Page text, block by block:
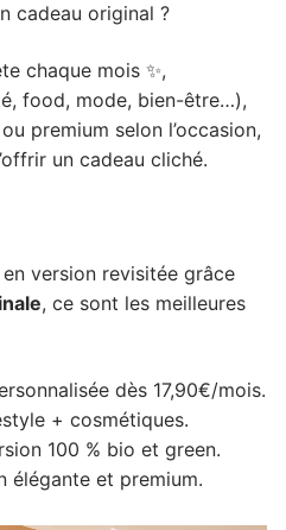
cadeau original ?
chaque mois ✨,
food, mode, bien-être…),
premium selon l’occasion,
un cadeau cliché.
version revisitée grâce
, ce sont les meilleures
dès 17,90€/mois.
+ cosmétiques.
100 % bio et green.
élégante et premium.